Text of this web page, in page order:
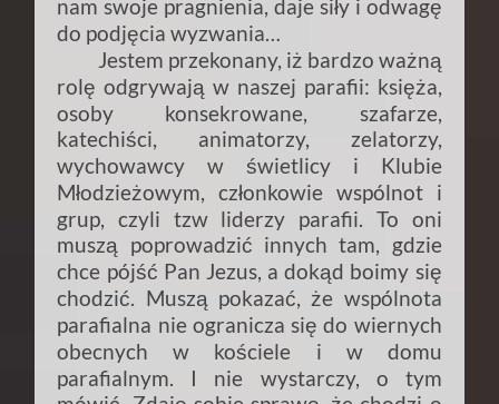
nam swoje pragnienia, daje siły i odwagę
do podjęcia wyzwania…
Jestem przekonany, iż bardzo ważną
rolę odgrywają w naszej parafii: księża,
osoby konsekrowane, szafarze,
katechiści, animatorzy, zelatorzy,
wychowawcy w świetlicy i Klubie
Młodzieżowym, członkowie wspólnot i
grup, czyli tzw liderzy parafii. To oni
muszą poprowadzić innych tam, gdzie
chce pójść Pan Jezus, a dokąd boimy się
chodzić. Muszą pokazać, że wspólnota
parafialna nie ogranicza się do wiernych
obecnych w kościele i w domu
parafialnym. I nie wystarczy, o tym